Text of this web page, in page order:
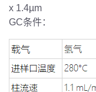
x 1.4µm
GC条件：